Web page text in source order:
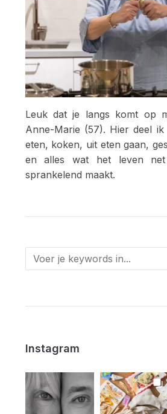
Leuk dat je langs komt op
Anne-Marie (57). Hier deel
eten, koken, uit eten gaan,
en alles wat het leven
sprankelend maakt.
Instagram